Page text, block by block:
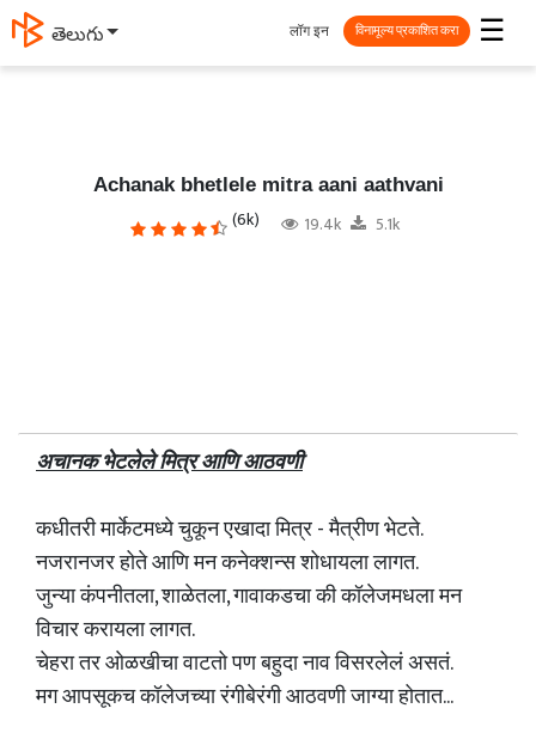
తెలుగు ☰
लॉग इन विनामूल्य प्रकाशित करा
Achanak bhetlele mitra aani aathvani
(6k) 19.4k 5.1k
अचानक भेटलेले मित्र आणि आठवणी
कधीतरी मार्केटमध्ये चुकून एखादा मित्र - मैत्रीण भेटते.
नजरानजर होते आणि मन कनेक्शन्स शोधायला लागत.
जुन्या कंपनीतला, शाळेतला, गावाकडचा की कॉलेजमधला मन
विचार करायला लागत.
चेहरा तर ओळखीचा वाटतो पण बहुदा नाव विसरलेलं असतं.
मग आपसूकच कॉलेजच्या रंगीबेरंगी आठवणी जाग्या होतात...